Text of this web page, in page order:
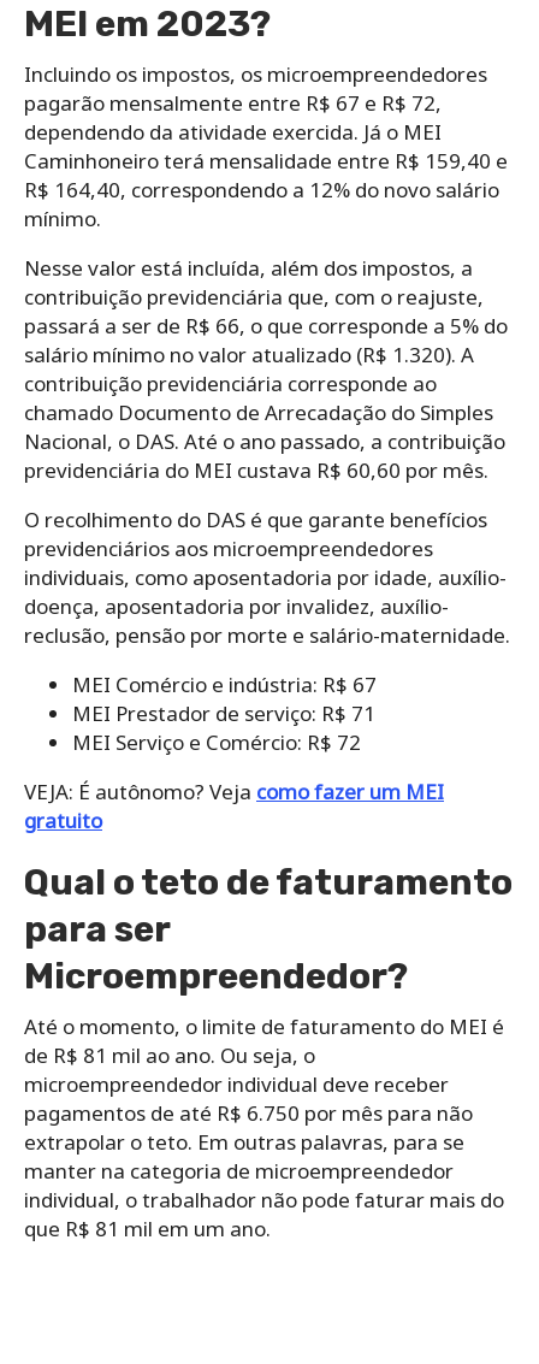
MEI em 2023?
Incluindo os impostos, os microempreendedores
pagarão mensalmente entre R$ 67 e R$ 72,
dependendo da atividade exercida. Já o MEI
Caminhoneiro terá mensalidade entre R$ 159,40 e
R$ 164,40, correspondendo a 12% do novo salário
mínimo.
Nesse valor está incluída, além dos impostos, a
contribuição previdenciária que, com o reajuste,
passará a ser de R$ 66, o que corresponde a 5% do
salário mínimo no valor atualizado (R$ 1.320). A
contribuição previdenciária corresponde ao
chamado Documento de Arrecadação do Simples
Nacional, o DAS. Até o ano passado, a contribuição
previdenciária do MEI custava R$ 60,60 por mês.
O recolhimento do DAS é que garante benefícios
previdenciários aos microempreendedores
individuais, como aposentadoria por idade, auxílio-
doença, aposentadoria por invalidez, auxílio-
reclusão, pensão por morte e salário-maternidade.
MEI Comércio e indústria: R$ 67
MEI Prestador de serviço: R$ 71
MEI Serviço e Comércio: R$ 72
VEJA: É autônomo? Veja como fazer um MEI
gratuito
Qual o teto de faturamento
para ser
Microempreendedor?
Até o momento, o limite de faturamento do MEI é
de R$ 81 mil ao ano. Ou seja, o
microempreendedor individual deve receber
pagamentos de até R$ 6.750 por mês para não
extrapolar o teto. Em outras palavras, para se
manter na categoria de microempreendedor
individual, o trabalhador não pode faturar mais do
que R$ 81 mil em um ano.